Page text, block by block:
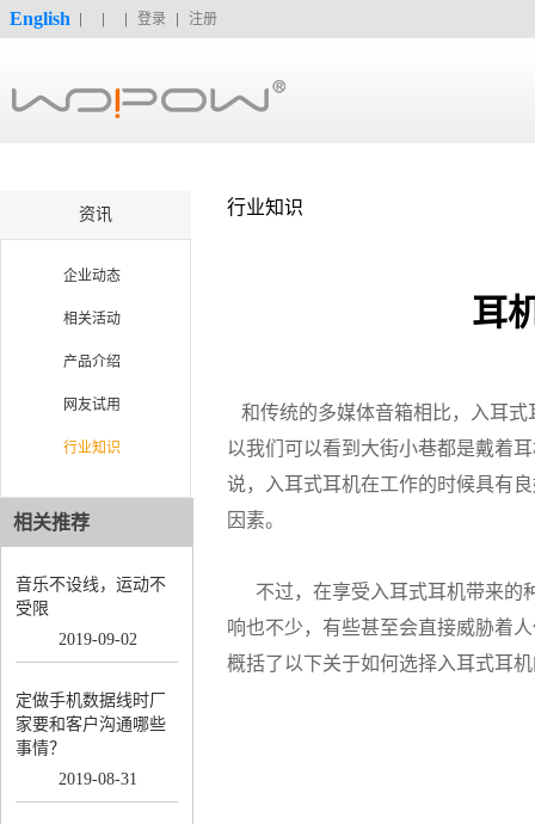
English 登录 注册
资讯
企业动态
相关活动
产品介绍
网友试用
行业知识
相关推荐
音乐不设线，运动不
受限
2019-09-02
定做手机数据线时厂
家要和客户沟通哪些
事情？
2019-08-31
行业知识
耳
和传统的多媒体音箱相比，入耳式
以我们可以看到大街小巷都是戴着
说，入耳式耳机在工作的时候具有
因素。
不过，在享受入耳式耳机带来的
响也不少，有些甚至会直接威胁着
概括了以下关于如何选择入耳式耳